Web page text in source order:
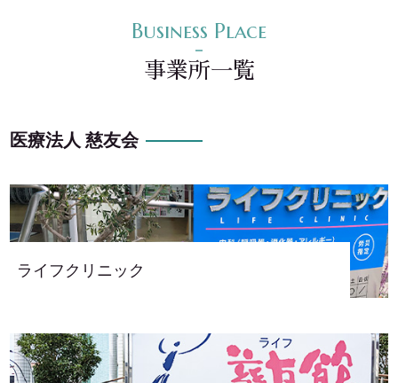
ペ
ジ
の
ナ
ゲ
事業所一覧
医療法人 慈友会
ライフクリニック